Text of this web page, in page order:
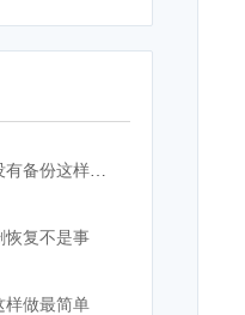
微信聊天记录怎么恢复？没有备份这样做！
恢复不是事
样做最简单